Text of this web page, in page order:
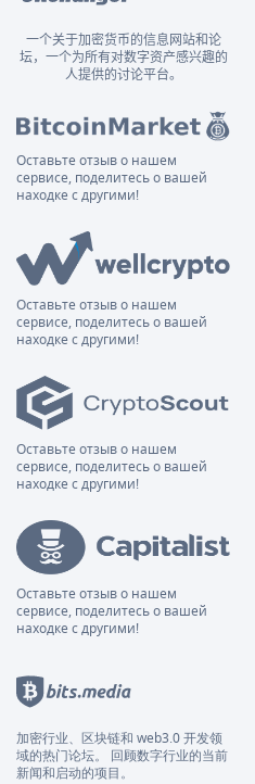
一个关于加密货币的信息网站和论
坛，一个为所有对数字资产感兴趣的
人提供的讨论平台。
Оставьте отзыв о нашем
сервисе, поделитесь о вашей
находке с другими!
Оставьте отзыв о нашем
сервисе, поделитесь о вашей
находке с другими!
Оставьте отзыв о нашем
сервисе, поделитесь о вашей
находке с другими!
Оставьте отзыв о нашем
сервисе, поделитесь о вашей
находке с другими!
加密行业、区块链和 web3.0 开发领
域的热门论坛。 回顾数字行业的当前
新闻和启动的项目。